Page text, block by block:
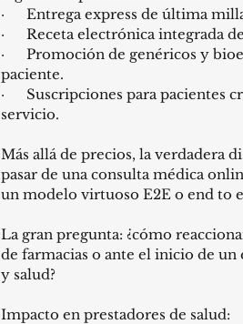
·      Entrega express de última
·      Receta electrónica integrada
·      Promoción de genéricos y
paciente.
·      Suscripciones para
servicio.
Más allá de precios, la verdadera
pasar de una consulta médica
un modelo virtuoso E2E o end to
La gran pregunta: ¿cómo
de farmacias o ante el inicio de
y salud?
Impacto en prestadores de salud: